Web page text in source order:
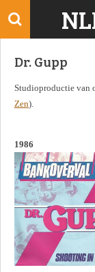
Ga
deDr. Gupp
Studioproductie van
Zen).
1986